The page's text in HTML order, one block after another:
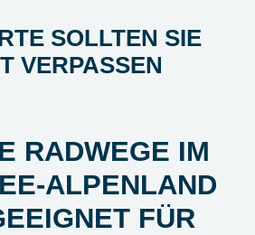
SOLLTEN SIE
VERPASSEN
RADWEGE IM
ALPENLAND
FÜR